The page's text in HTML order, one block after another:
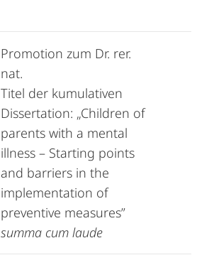
Promotion zum Dr. rer.
nat.
Titel der kumulativen
Dissertation: „Children of
parents with a mental
illness – Starting points
and barriers in the
implementation of
preventive measures”
summa cum laude